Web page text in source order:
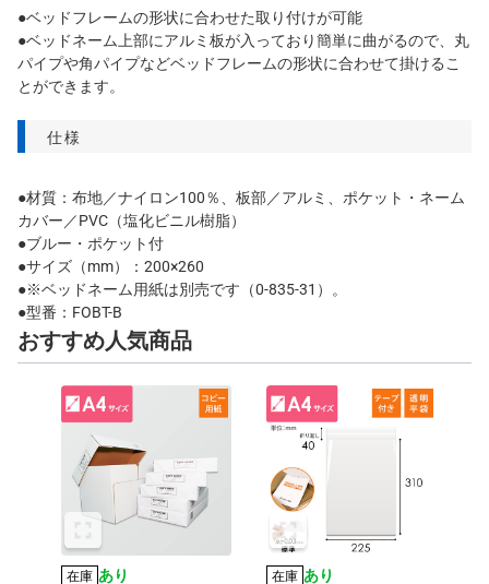
●ベッドフレームの形状に合わせた取り付けが可能
●ベッドネーム上部にアルミ板が入っており簡単に曲がるので、丸
パイプや角パイプなどベッドフレームの形状に合わせて掛けるこ
とができます。
仕様
●材質：布地／ナイロン100％、板部／アルミ、ポケット・ネーム
カバー／PVC（塩化ビニル樹脂）
●ブルー・ポケット付
●サイズ（mm）：200×260
●※ベッドネーム用紙は別売です（0-835-31）。
●型番：FOBT-B
おすすめ人気商品
在庫 あり 在庫 あり